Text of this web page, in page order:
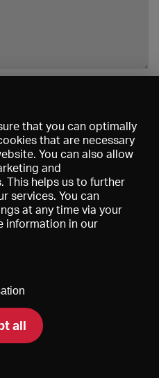
Newsletter
that you can optimally
that are necessary
You can also allow
and
This helps us to further
services. You can
at any time via your
information in our
all